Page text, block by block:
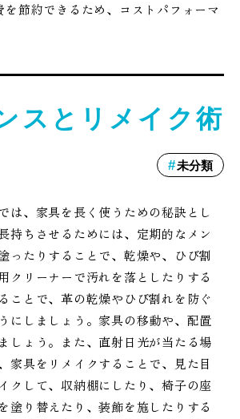
節約できるため、コストパフォーマ
スとリメイク術
未分類
は、家具を長く使うための秘訣とし
持ちさせるためには、定期的なメン
ったりすることで、乾燥や、ひび割
クリーナーで汚れを落としたりする
ことで、革の乾燥やひび割れを防ぐ
にしましょう。家具の移動や、配置
しょう。また、直射日光が当たる場
家具をリメイクすることで、見た目
クして、収納棚にしたり、椅子の座
塗り替えたり、装飾を施したりする